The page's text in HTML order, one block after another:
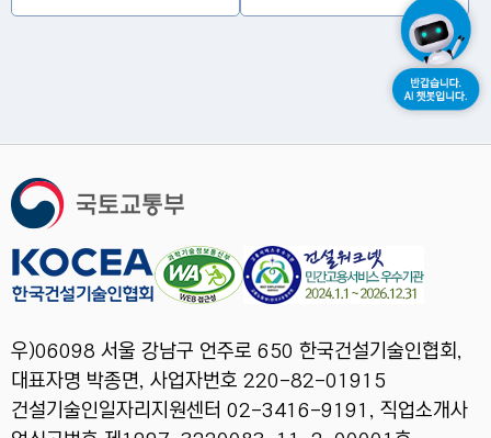
우)06098 서울 강남구 언주로 650 한국건설기술인협회,
대표자명 박종면, 사업자번호 220-82-01915
건설기술인일자리지원센터 02-3416-9191, 직업소개사